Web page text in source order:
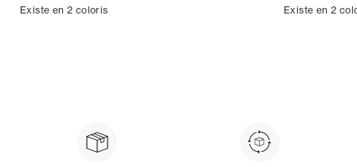
Existe en 2 coloris Existe en 2